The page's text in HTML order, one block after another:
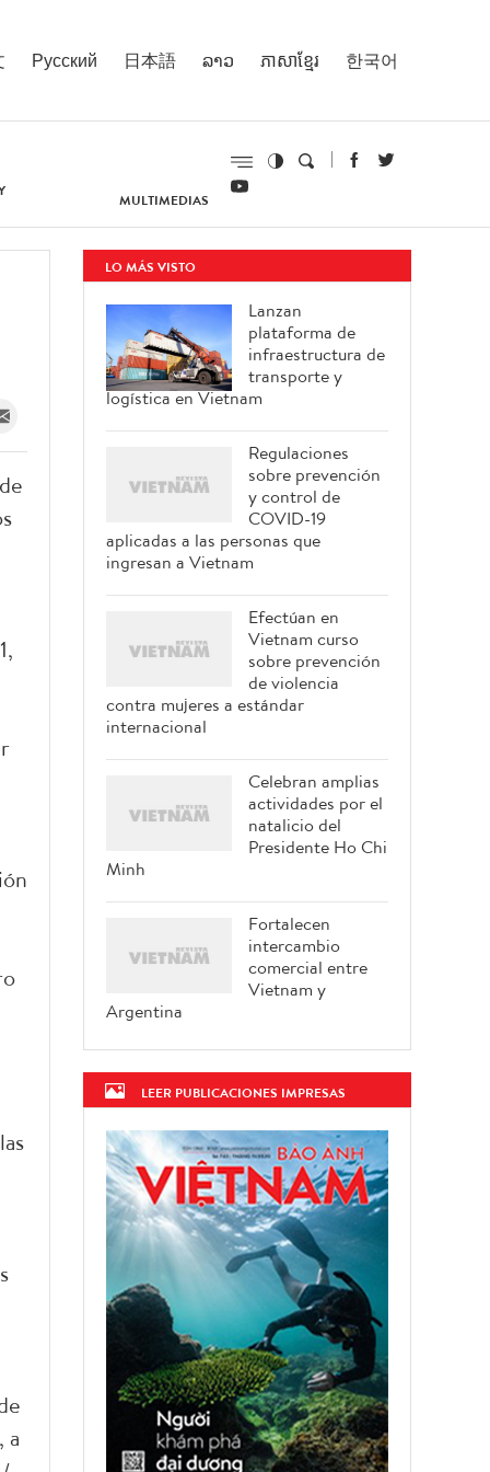
Русский 日本語 ລາວ ភាសាខ្មែរ 한국어
MULTIMEDIAS
a
LO MÁS VISTO
Lanzan
plataforma de
infraestructura de
transporte y
logística en Vietnam
Regulaciones
sobre prevención
y control de
COVID-19
aplicadas a las personas que
ingresan a Vietnam
Efectúan en
Vietnam curso
sobre prevención
de violencia
contra mujeres a estándar
internacional
Celebran amplias
actividades por el
natalicio del
Presidente Ho Chi
Minh
Fortalecen
intercambio
comercial entre
Vietnam y
Argentina
LEER PUBLICACIONES IMPRESAS